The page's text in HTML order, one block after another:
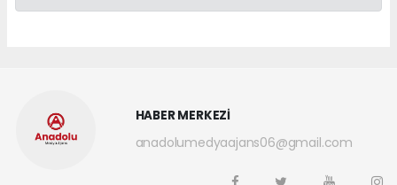
HABER MERKEZİ
anadolumedyaajans06@gmail.com